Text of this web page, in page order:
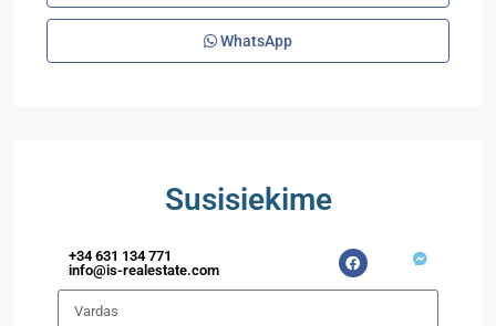
WhatsApp
Susisiekime
+34 631 134 771
info@is-realestate.com